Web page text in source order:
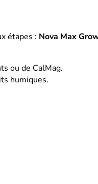
étapes : Nova Max
ou de CalMag.
humiques.